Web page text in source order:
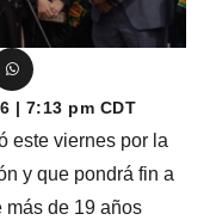
| 7:13 pm CDT
este viernes por la
y que pondrá fin a
más de 19 años